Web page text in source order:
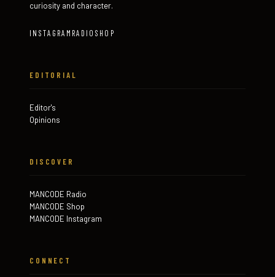
curiosity and character.
INSTAGRAM RADIO SHOP
EDITORIAL
Editor's
Opinions
DISCOVER
MANCODE Radio
MANCODE Shop
MANCODE Instagram
CONNECT